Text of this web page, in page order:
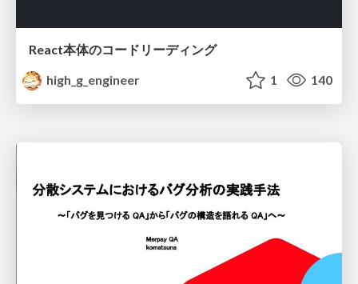
React本体のコードリーディング
high_g_engineer
1 140